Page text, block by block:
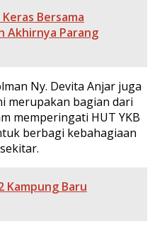
Bersama
Akhirnya Parang
Ny. Devita Anjar juga
merupakan bagian dari
memperingati HUT YKB
berbagi kebahagiaan
Kampung Baru